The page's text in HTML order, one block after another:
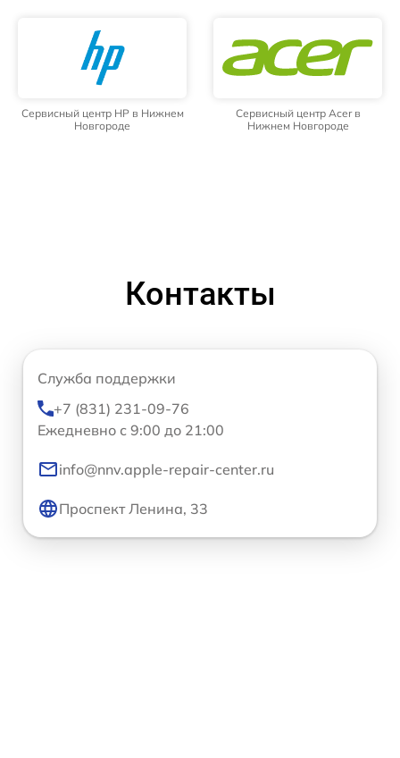
Сервисный центр HP в Нижнем
Новгороде
Сервисный центр Acer в
Нижнем Новгороде
Контакты
Служба поддержки
+7 (831) 231-09-76
Ежедневно с 9:00 до 21:00
info@nnv.apple-repair-center.ru
Проспект Ленина, 33